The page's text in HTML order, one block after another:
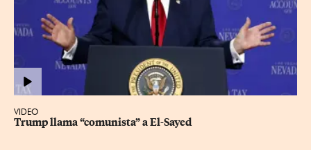
VIDEO
Trump llama “comunista” a El-Sayed